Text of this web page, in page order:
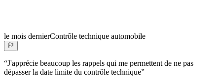
le mois dernierContrôle technique automobile
“J'apprécie beaucoup les rappels qui me permettent de ne pas
dépasser la date limite du contrôle technique”